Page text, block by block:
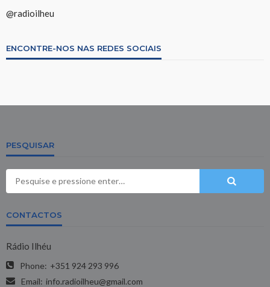
@radioilheu
ENCONTRE-NOS NAS REDES SOCIAIS
PESQUISAR
CONTACTOS
Rádio Ilhéu
Phone: +351 924 293 996
Email: info.radioilheu@gmail.com